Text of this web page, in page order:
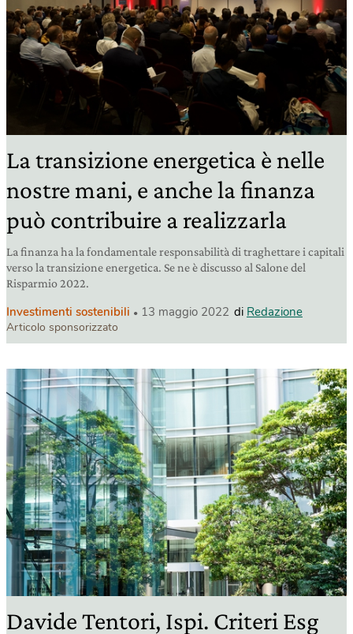
La transizione energetica è nelle
nostre mani, e anche la finanza
può contribuire a realizzarla
La finanza ha la fondamentale responsabilità di traghettare i capitali
verso la transizione energetica. Se ne è discusso al Salone del
Risparmio 2022.
Investimenti sostenibili 13 maggio 2022 di Redazione
Articolo sponsorizzato
Davide Tentori, Ispi. Criteri Esg